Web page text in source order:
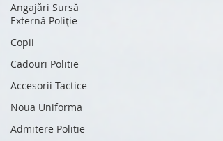
Angajări Sursă
Externă Poliție
Copii
Cadouri Politie
Accesorii Tactice
Noua Uniforma
Admitere Politie